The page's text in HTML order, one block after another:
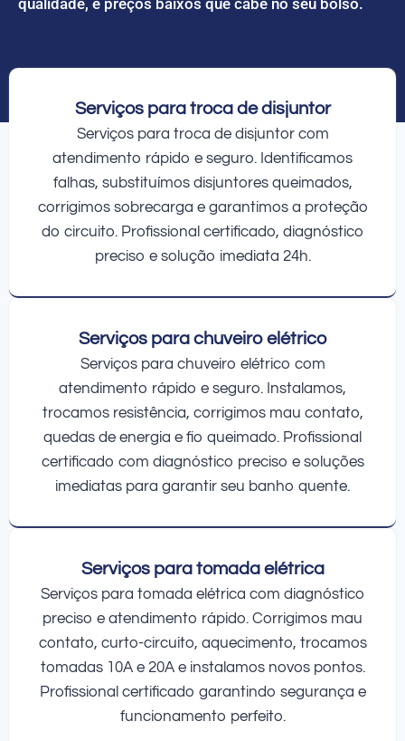
Serviços para troca de disjuntor
Serviços para troca de disjuntor com
atendimento rápido e seguro. Identificamos
falhas, substituímos disjuntores queimados,
corrigimos sobrecarga e garantimos a proteção
do circuito. Profissional certificado, diagnóstico
preciso e solução imediata 24h.
Serviços para chuveiro elétrico
Serviços para chuveiro elétrico com
atendimento rápido e seguro. Instalamos,
trocamos resistência, corrigimos mau contato,
quedas de energia e fio queimado. Profissional
certificado com diagnóstico preciso e soluções
imediatas para garantir seu banho quente.
Serviços para tomada elétrica
Serviços para tomada elétrica com diagnóstico
preciso e atendimento rápido. Corrigimos mau
contato, curto-circuito, aquecimento, trocamos
tomadas 10A e 20A e instalamos novos pontos.
Profissional certificado garantindo segurança e
funcionamento perfeito.